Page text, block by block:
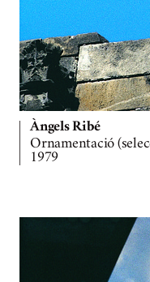
Àngels Ribé
Ornamentació
1979